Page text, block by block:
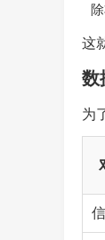
这
数
为